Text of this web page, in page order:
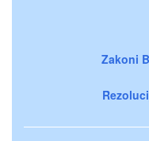
Zakoni